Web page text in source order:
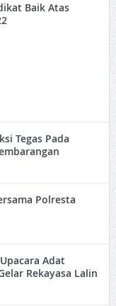
Baik Atas
Tegas Pada
Polresta
Adat
Rekayasa Lalin